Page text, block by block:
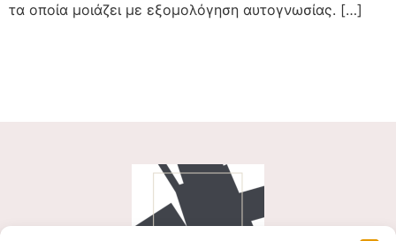
τα οποία μοιάζει με εξομολόγηση αυτογνωσίας. […]